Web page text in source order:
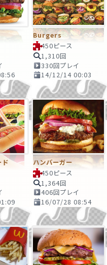
Burgers
450ピース
1,310回
330回プレイ
14/12/14 00:03
ド
ハンバーガー
450ピース
1,364回
406回プレイ
16/07/28 08:54